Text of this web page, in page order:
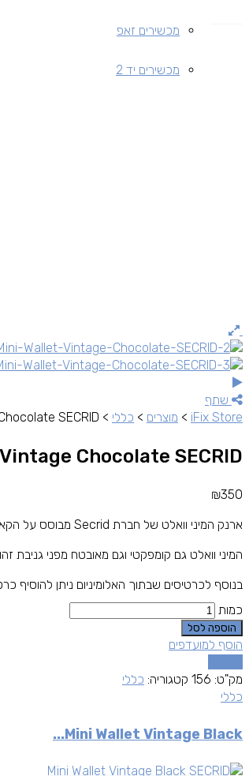
מכשירים זאפ
מכשירים יד 2
שתף
iFix Store
> מוצרים > כללי >
SECRID
Chocolate SECRID
₪350
ארנק המיני וואלט של חברת Secrid מבוסס על הקארד פרוטקטור בשילוב עור וסוגר תיק תק,
המיני וואלט גם קומפקטי וגם מאובטח מפני גניבת
בנוסף לכרטיסים שבתוך האלומיניום ניתן להוסיף
כמות
הוספה לסל
הוסף למועדפים
מק"ט: 156 קטגוריה: כללי
כללי
Mini Wallet Vintage Black...